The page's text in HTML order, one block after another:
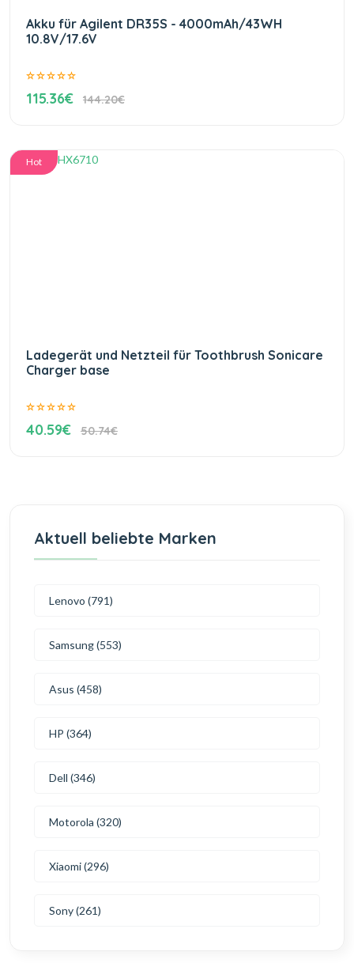
Akku für Agilent DR35S - 4000mAh/43WH
10.8V/17.6V
115.36€ 144.20€
Hot
Ladegerät und Netzteil für Toothbrush Sonicare
Charger base
40.59€ 50.74€
Aktuell beliebte Marken
Lenovo (791)
Samsung (553)
Asus (458)
HP (364)
Dell (346)
Motorola (320)
Xiaomi (296)
Sony (261)